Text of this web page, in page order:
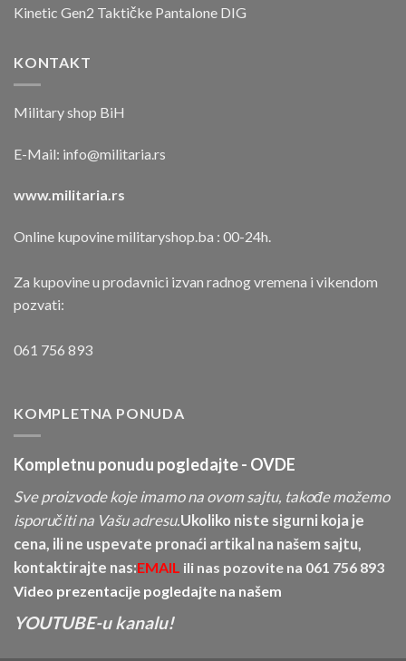
Kinetic Gen2 Taktičke Pantalone DIG
KONTAKT
Military shop BiH
E-Mail: info@militaria.rs
www.militaria.rs
Online kupovine militaryshop.ba : 00-24h.
Za kupovine u prodavnici izvan radnog vremena i vikendom
pozvati:
061 756 893
KOMPLETNA PONUDA
Kompletnu ponudu pogledajte - OVDE
Sve proizvode koje imamo na ovom sajtu, takođe možemo
isporučiti na Vašu adresu.Ukoliko niste sigurni koja je
cena, ili ne uspevate pronaći artikal na našem sajtu,
kontaktirajte nas:EMAIL ili nas pozovite na 061 756 893
Video prezentacije pogledajte na našem
YOUTUBE-u kanalu!